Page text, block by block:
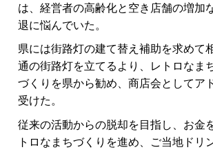
は、経営者の高齢化と空き店舗の増加
退に悩んでいた。
県には街路灯の建て替え補助を求めて
通の街路灯を立てるより、レトロなま
づくりを県から勧め、商店会としてア
受けた。
従来の活動からの脱却を目指し、お金
トロなまちづくりを進め、ご当地ドリ